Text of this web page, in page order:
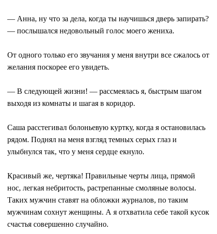
— Анна, ну что за дела, когда ты научишься дверь запирать?
— послышался недовольный голос моего жениха.
От одного только его звучания у меня внутри все сжалось от
желания поскорее его увидеть.
— В следующей жизни! — рассмеялась я, быстрым шагом
выходя из комнаты и шагая в коридор.
Саша расстегивал болоньевую куртку, когда я остановилась
рядом. Поднял на меня взгляд темных серых глаз и
улыбнулся так, что у меня сердце екнуло.
Красивый же, чертяка! Правильные черты лица, прямой
нос, легкая небритость, растрепанные смоляные волосы.
Таких мужчин ставят на обложки журналов, по таким
мужчинам сохнут женщины. А я отхватила себе такой кусок
счастья совершенно случайно.